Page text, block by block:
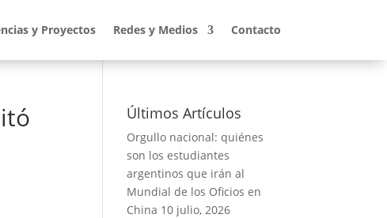
y Proyectos Redes y Medios Contacto
Últimos Artículos
Orgullo nacional: quiénes
son los estudiantes
argentinos que irán al
Mundial de los Oficios en
China 10 julio, 2026